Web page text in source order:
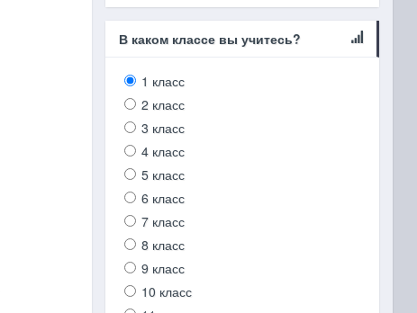
В каком классе вы учитесь?
1 класс
2 класс
3 класс
4 класс
5 класс
6 класс
7 класс
8 класс
9 класс
10 класс